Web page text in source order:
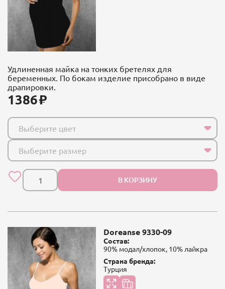
Удлиненная майка на тонких бретелях для
беременных. По бокам изделие присобрано в виде
драпировки.
1386
Выберите цвет
Выберите размер
В КОРЗИНУ
Doreanse 9330-09
Состав:
90% модал/хлопок, 10% лайкра
Страна бренда:
Турция